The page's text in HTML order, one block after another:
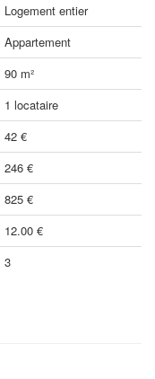
Logement entier
Appartement
90 m²
1 locataire
42 €
246 €
825 €
12.00 €
3